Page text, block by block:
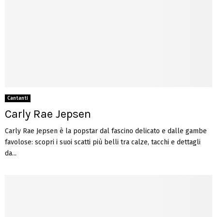
Cantanti
Carly Rae Jepsen
Carly Rae Jepsen è la popstar dal fascino delicato e dalle gambe
favolose: scopri i suoi scatti più belli tra calze, tacchi e dettagli
da...